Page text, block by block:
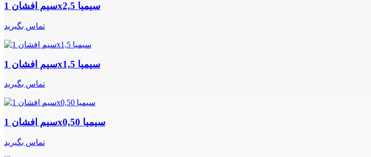
سیم افشان 1x2,5 سیمیا
تماس بگیرید
سیم افشان 1x1,5 سیمیا
تماس بگیرید
سیم افشان 1x0,50 سیمیا
تماس بگیرید